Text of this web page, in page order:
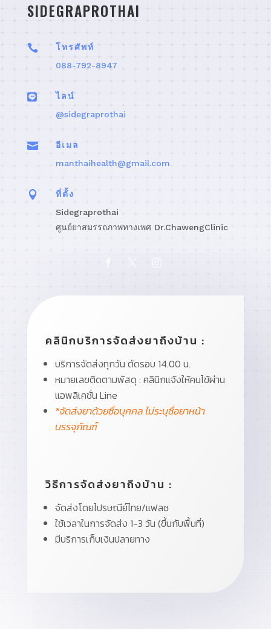
SIDEGRAPROTHAI

โทรศัพท์
088-792-8947

ไลน์
@sidegraprothai

อีเมล
manthaihealth@gmail.com

ที่ตั้ง
Sidegraprothai
ศูนย์ยาสมรรถภาพทางเพศ Dr.ChawengClinic
คลินิกบริการจัดส่งยาถึงบ้าน :
บริการจัดส่งทุกวัน ตัดรอบ 14.00 น.
หมายเลขติดตามพัสดุ : คลินิกแจ้งให้คนไข้ผ่าน
แอพลิเคชั่น Line
*จัดส่งยาด้วยชื่อบุคคล ไม่ระบุชื่อยาหน้า
บรรจุภัณฑ์
วิธีการจัดส่งยาถึงบ้าน :
จัดส่งโดยไปรษณีย์ไทย/แฟลช
ใช้เวลาในการจัดส่ง 1-3 วัน (ขึ้นกับพื้นที่)
มีบริการเก็บเงินปลายทาง